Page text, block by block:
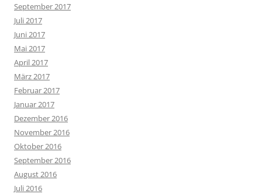
September 2017
Juli 2017
Juni 2017
Mai 2017
April 2017
März 2017
Februar 2017
Januar 2017
Dezember 2016
November 2016
Oktober 2016
September 2016
August 2016
Juli 2016